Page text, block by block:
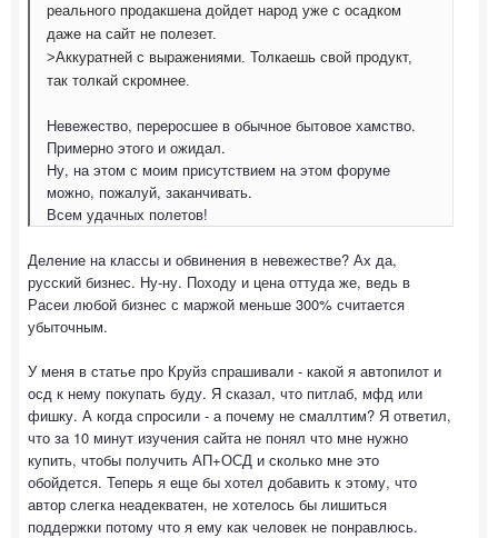
реального продакшена дойдет народ уже с осадком
даже на сайт не полезет.
>Аккуратней с выражениями. Толкаешь свой продукт,
так толкай скромнее.
Невежество, переросшее в обычное бытовое хамство.
Примерно этого и ожидал.
Ну, на этом с моим присутствием на этом форуме
можно, пожалуй, заканчивать.
Всем удачных полетов!
Деление на классы и обвинения в невежестве? Ах да,
русский бизнес. Ну-ну. Походу и цена оттуда же, ведь в
Расеи любой бизнес с маржой меньше 300% считается
убыточным.
У меня в статье про Круйз спрашивали - какой я автопилот и
осд к нему покупать буду. Я сказал, что питлаб, мфд или
фишку. А когда спросили - а почему не смаллтим? Я ответил,
что за 10 минут изучения сайта не понял что мне нужно
купить, чтобы получить АП+ОСД и сколько мне это
обойдется. Теперь я еще бы хотел добавить к этому, что
автор слегка неадекватен, не хотелось бы лишиться
поддержки потому что я ему как человек не понравлюсь.